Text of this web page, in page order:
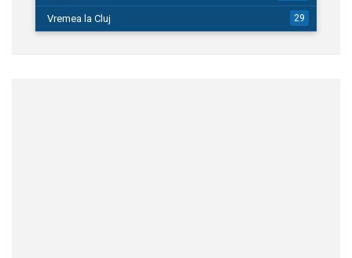
Vremea la Cluj 29